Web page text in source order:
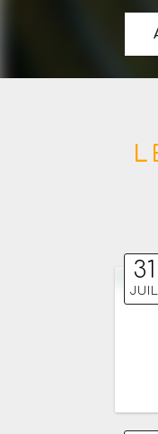
31
JUIL